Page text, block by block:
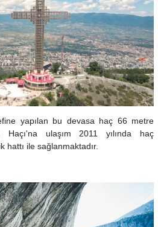
yapılan bu devasa haç 66 metre
Haçı'na ulaşım 2011 yılında haç
hattı ile sağlanmaktadır.